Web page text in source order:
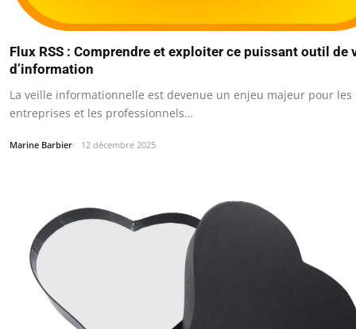
Flux RSS : Comprendre et exploiter ce puissant outil de
d’information
La veille informationnelle est devenue un enjeu majeur pour les
entreprises et les professionnels…
Marine Barbier 12 décembre 2025